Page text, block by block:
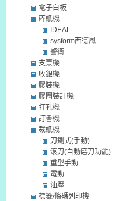
電子白板
碎紙機
IDEAL
sysform西德風
警衛
支票機
收銀機
膠裝機
膠圈裝訂機
打孔機
訂書機
裁紙機
刀鍘式(手動)
滾刀(自動磨刀功能)
重型手動
電動
油壓
標籤/條碼列印機